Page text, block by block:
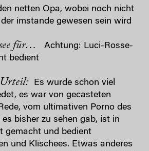
netten Opa, wobei noch nicht
imstande gewesen sein wird
für…
Achtung: Luci-Rosse-
bedient
Urteil:
Es wurde schon viel
es war von gecasteten
vom ultimativen Porno des
bisher zu sehen gab, ist in
gemacht und bedient
und Klischees. Etwas anderes